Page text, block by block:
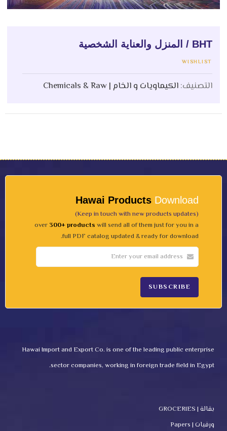
BHT / المنزل والعناية الشخصية
WISHLIST
التصنيف:الكيماويات و الخام | Chemicals & Raw
Hawai Products Download
(Keep in touch with new products updates)
over 300+ products will send all of them just for you in a
full PDF catalog updated & ready for download.
Hawai Import and Export Co. is one of the leading public enterprise
sector companies, working in foreign trade field in Egypt.
بقالة | GROCERIES
ورقيات | Papers